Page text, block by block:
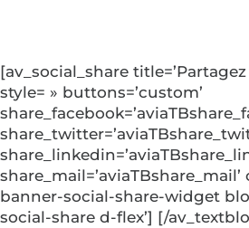
[av_social_share
style= » buttons=’custom’
banner-social-share-widget
social-share d-flex’] [/